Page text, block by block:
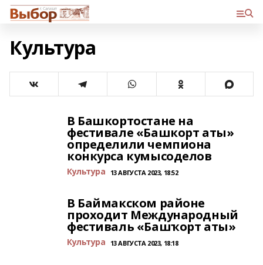
Культура
В Башкортостане на
фестивале «Башкорт аты»
определили чемпиона
конкурса кумысоделов
Культура 13 АВГУСТА 2023, 18:52
В Баймакском районе
проходит Международный
фестиваль «Башҡорт аты»
Культура 13 АВГУСТА 2023, 18:18